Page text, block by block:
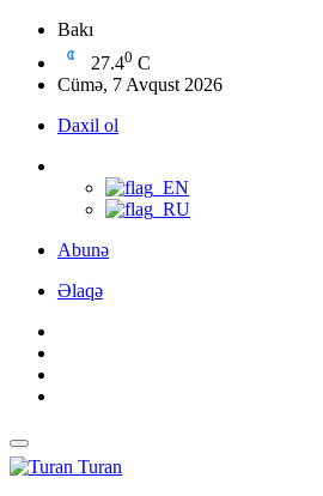
Bakı
27.40 C
Cümə, 7 Avqust 2026
Daxil ol
Abunə
Əlaqə
Turan